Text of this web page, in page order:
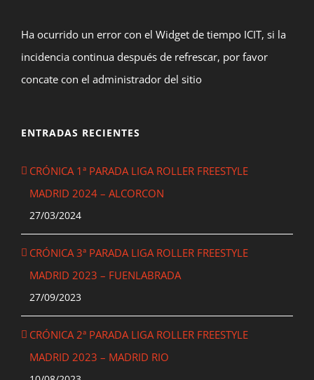
Ha ocurrido un error con el Widget de tiempo ICIT, si la
incidencia continua después de refrescar, por favor
concate con el administrador del sitio
ENTRADAS RECIENTES
CRÓNICA 1ª PARADA LIGA ROLLER FREESTYLE
MADRID 2024 – ALCORCON
27/03/2024
CRÓNICA 3ª PARADA LIGA ROLLER FREESTYLE
MADRID 2023 – FUENLABRADA
27/09/2023
CRÓNICA 2ª PARADA LIGA ROLLER FREESTYLE
MADRID 2023 – MADRID RIO